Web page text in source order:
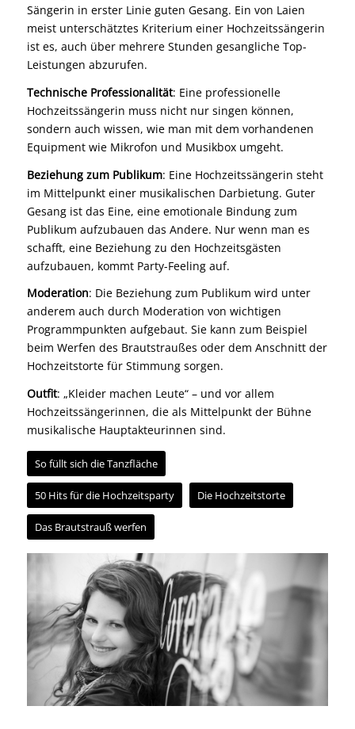
Sängerin in erster Linie guten Gesang. Ein von Laien
meist unterschätztes Kriterium einer Hochzeitssängerin
ist es, auch über mehrere Stunden gesangliche Top-
Leistungen abzurufen.
Technische Professionalität: Eine professionelle
Hochzeitssängerin muss nicht nur singen können,
sondern auch wissen, wie man mit dem vorhandenen
Equipment wie Mikrofon und Musikbox umgeht.
Beziehung zum Publikum: Eine Hochzeitssängerin steht
im Mittelpunkt einer musikalischen Darbietung. Guter
Gesang ist das Eine, eine emotionale Bindung zum
Publikum aufzubauen das Andere. Nur wenn man es
schafft, eine Beziehung zu den Hochzeitsgästen
aufzubauen, kommt Party-Feeling auf.
Moderation: Die Beziehung zum Publikum wird unter
anderem auch durch Moderation von wichtigen
Programmpunkten aufgebaut. Sie kann zum Beispiel
beim Werfen des Brautstraußes oder dem Anschnitt der
Hochzeitstorte für Stimmung sorgen.
Outfit: „Kleider machen Leute“ – und vor allem
Hochzeitssängerinnen, die als Mittelpunkt der Bühne
musikalische Hauptakteurinnen sind.
So füllt sich die Tanzfläche
50 Hits für die Hochzeitsparty Die Hochzeitstorte
Das Brautstrauß werfen